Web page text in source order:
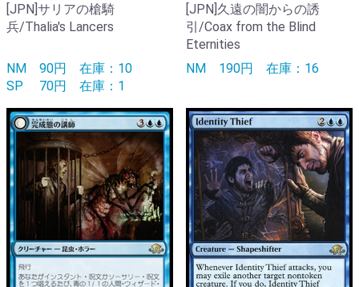
[JPN]サリアの槍騎
兵/Thalia's Lancers
NM 90円 在庫：10
SP
70円 在庫：1
[JPN]久遠の闇からの誘
引/Coax from the Blind
Eternities
NM 190円 在庫：16